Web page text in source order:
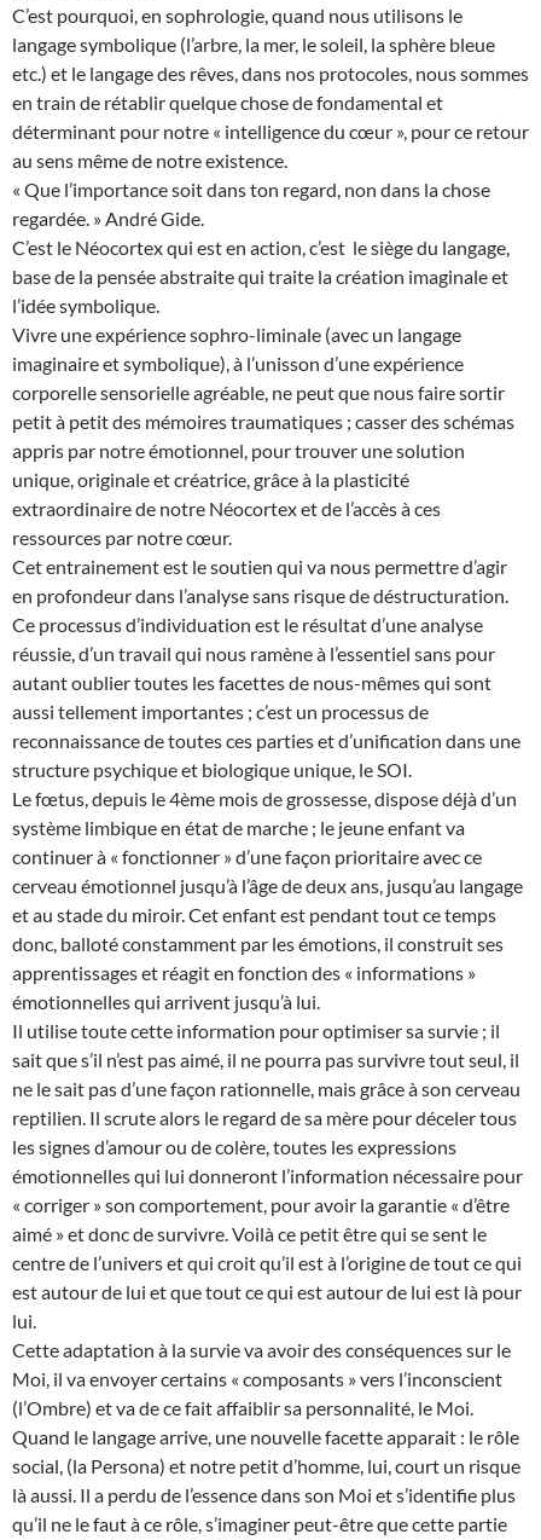
C’est pourquoi, en sophrologie, quand nous utilisons le
langage symbolique (l’arbre, la mer, le soleil, la sphère bleue
etc.) et le langage des rêves, dans nos protocoles, nous sommes
en train de rétablir quelque chose de fondamental et
déterminant pour notre « intelligence du cœur », pour ce retour
au sens même de notre existence.
« Que l’importance soit dans ton regard, non dans la chose
regardée. » André Gide.
C’est le Néocortex qui est en action, c’est le siège du langage,
base de la pensée abstraite qui traite la création imaginale et
l’idée symbolique.
Vivre une expérience sophro-liminale (avec un langage
imaginaire et symbolique), à l’unisson d’une expérience
corporelle sensorielle agréable, ne peut que nous faire sortir
petit à petit des mémoires traumatiques ; casser des schémas
appris par notre émotionnel, pour trouver une solution
unique, originale et créatrice, grâce à la plasticité
extraordinaire de notre Néocortex et de l’accès à ces
ressources par notre cœur.
Cet entrainement est le soutien qui va nous permettre d’agir
en profondeur dans l’analyse sans risque de déstructuration.
Ce processus d’individuation est le résultat d’une analyse
réussie, d’un travail qui nous ramène à l’essentiel sans pour
autant oublier toutes les facettes de nous-mêmes qui sont
aussi tellement importantes ; c’est un processus de
reconnaissance de toutes ces parties et d’unification dans une
structure psychique et biologique unique, le SOI.
Le fœtus, depuis le 4ème mois de grossesse, dispose déjà d’un
système limbique en état de marche ; le jeune enfant va
continuer à « fonctionner » d’une façon prioritaire avec ce
cerveau émotionnel jusqu’à l’âge de deux ans, jusqu’au langage
et au stade du miroir. Cet enfant est pendant tout ce temps
donc, balloté constamment par les émotions, il construit ses
apprentissages et réagit en fonction des « informations »
émotionnelles qui arrivent jusqu’à lui.
Il utilise toute cette information pour optimiser sa survie ; il
sait que s’il n’est pas aimé, il ne pourra pas survivre tout seul, il
ne le sait pas d’une façon rationnelle, mais grâce à son cerveau
reptilien. Il scrute alors le regard de sa mère pour déceler tous
les signes d’amour ou de colère, toutes les expressions
émotionnelles qui lui donneront l’information nécessaire pour
« corriger » son comportement, pour avoir la garantie « d’être
aimé » et donc de survivre. Voilà ce petit être qui se sent le
centre de l’univers et qui croit qu’il est à l’origine de tout ce qui
est autour de lui et que tout ce qui est autour de lui est là pour
lui.
Cette adaptation à la survie va avoir des conséquences sur le
Moi, il va envoyer certains « composants » vers l’inconscient
(l’Ombre) et va de ce fait affaiblir sa personnalité, le Moi.
Quand le langage arrive, une nouvelle facette apparait : le rôle
social, (la Persona) et notre petit d’homme, lui, court un risque
là aussi. Il a perdu de l’essence dans son Moi et s’identifie plus
qu’il ne le faut à ce rôle, s’imaginer peut-être que cette partie